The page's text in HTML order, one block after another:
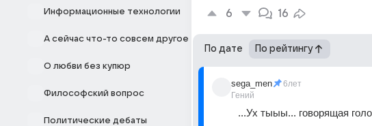
Информационные технологии
А сейчас что-то совсем другое
О любви без купюр
Философский вопрос
Политические дебаты
6 16
По дате По рейтингу
sega_men
Гений
6лет
...Ух тыыы... говорящая